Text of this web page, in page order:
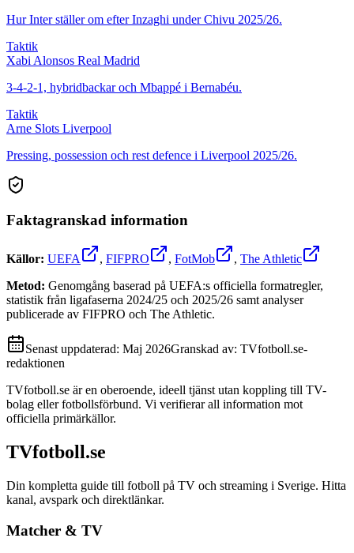
Hur Inter ställer om efter Inzaghi under Chivu 2025/26.
Taktik
Xabi Alonsos Real Madrid
3-4-2-1, hybridbackar och Mbappé i Bernabéu.
Taktik
Arne Slots Liverpool
Pressing, possession och rest defence i Liverpool 2025/26.
Faktagranskad information
Källor: UEFA , FIFPRO , FotMob , The Athletic
Metod: Genomgång baserad på UEFA:s officiella formatregler,
statistik från ligafaserna 2024/25 och 2025/26 samt analyser
publicerade av FIFPRO och The Athletic.
Senast uppdaterad: Maj 2026Granskad av: TVfotboll.se-
redaktionen
TVfotboll.se är en oberoende, ideell tjänst utan koppling till TV-
bolag eller fotbollsförbund. Vi verifierar all information mot
officiella primärkällor.
TVfotboll.se
Din kompletta guide till fotboll på TV och streaming i Sverige. Hitta
kanal, avspark och direktlänkar.
Matcher & TV